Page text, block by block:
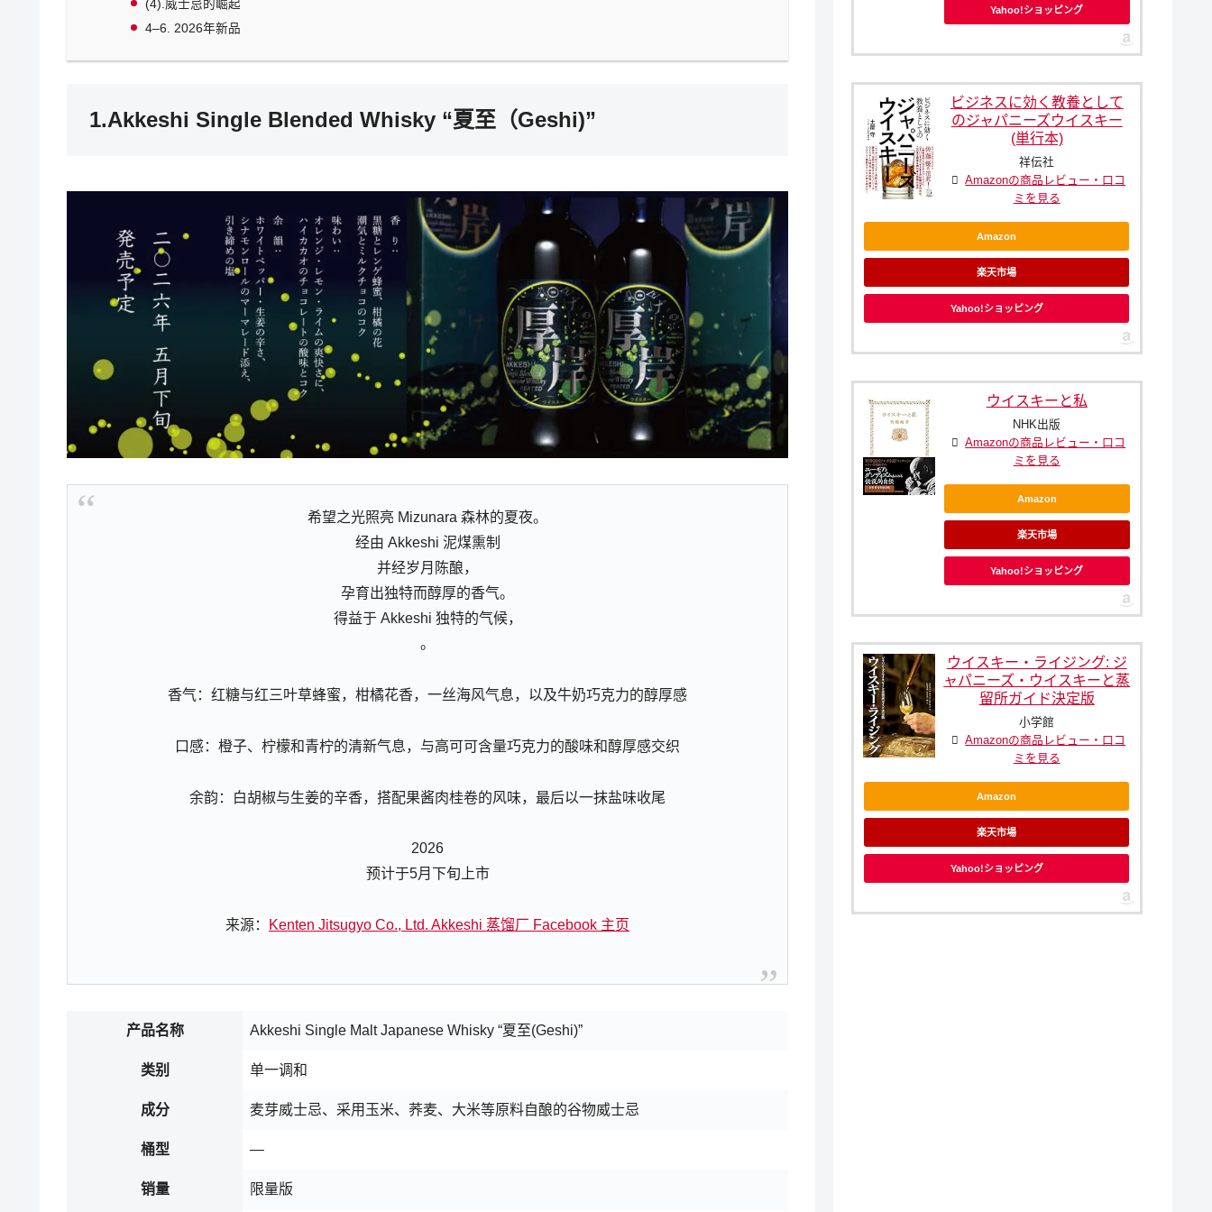
(4).威士忌的崛起
4–6. 2026年新品
1.Akkeshi Single Blended Whisky “夏至（Geshi)”
希望之光照亮 Mizunara 森林的夏夜。
经由 Akkeshi 泥煤熏制
并经岁月陈酿，
孕育出独特而醇厚的香气。
得益于 Akkeshi 独特的气候，
。
香气：红糖与红三叶草蜂蜜，柑橘花香，一丝海风气息，以及牛奶巧克力的醇厚感
口感：橙子、柠檬和青柠的清新气息，与高可可含量巧克力的酸味和醇厚感交织
余韵：白胡椒与生姜的辛香，搭配果酱肉桂卷的风味，最后以一抹盐味收尾
2026
预计于5月下旬上市
来源： Kenten Jitsugyo Co., Ltd. Akkeshi 蒸馏厂 Facebook 主页
产品名称 Akkeshi Single Malt Japanese Whisky “夏至(Geshi)”
类别 单一调和
成分 麦芽威士忌、采用玉米、荞麦、大米等原料自酿的谷物威士忌
桶型 —
销量 限量版
Yahoo!ショッピング
ビジネスに効く教養として
のジャパニーズウイスキー
(単行本)
祥伝社
Amazonの商品レビュー・口コ
ミを見る
Amazon
楽天市場
Yahoo!ショッピング
ウイスキーと私
NHK出版
Amazonの商品レビュー・口コ
ミを見る
Amazon
楽天市場
Yahoo!ショッピング
ウイスキー・ライジング: ジ
ャパニーズ・ウイスキーと蒸
留所ガイド決定版
小学館
Amazonの商品レビュー・口コ
ミを見る
Amazon
楽天市場
Yahoo!ショッピング